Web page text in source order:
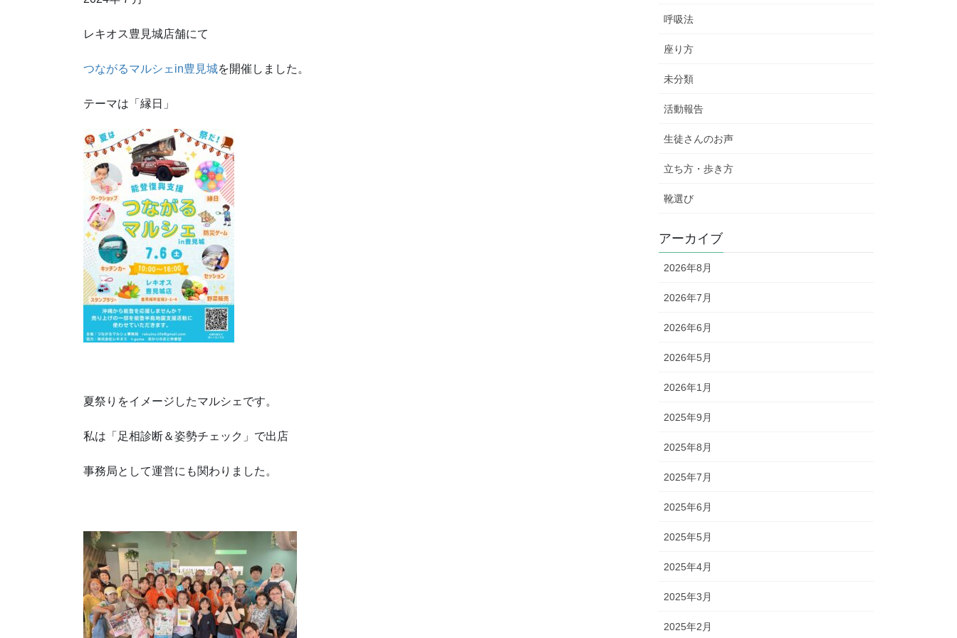
レキオス豊見城店舗にて
つながるマルシェin豊見城を開催しました。
テーマは「縁日」
夏祭りをイメージしたマルシェです。
私は「足相診断＆姿勢チェック」で出店
事務局として運営にも関わりました。
呼吸法
座り方
未分類
活動報告
生徒さんのお声
立ち方・歩き方
靴選び
アーカイブ
2026年8月
2026年7月
2026年6月
2026年5月
2026年1月
2025年9月
2025年8月
2025年7月
2025年6月
2025年5月
2025年4月
2025年3月
2025年2月